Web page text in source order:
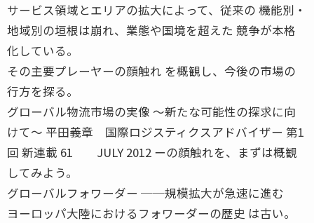
サービス領域とエリアの拡大によって、従来の 機能別・
地域別の垣根は崩れ、業態や国境を超えた 競争が本格
化している。
その主要プレーヤーの顔触れ を概観し、今後の市場の
行方を探る。
グローバル物流市場の実像 〜新たな可能性の探求に向
けて〜 平田義章 国際ロジスティクスアドバイザー 第1
回 新連載 61 JULY 2012 ーの顔触れを、まずは概観
してみよう。
グローバルフォワーダー ──規模拡大が急速に進む
ヨーロッパ大陸におけるフォワーダーの歴史 は古い。